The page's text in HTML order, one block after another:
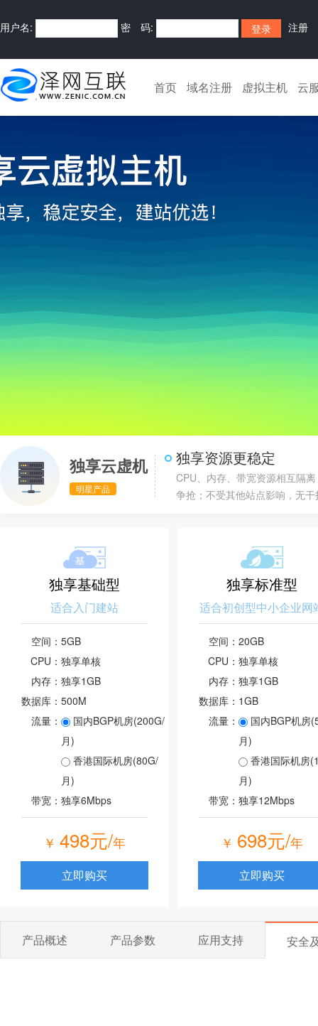
用户名: 密 码: 注册
首页 域名注册 虚拟主机 云
独享云虚机
明星产品
独享资源更稳定
CPU、内存、带宽资源相互隔
争抢；不受其他站点影响，无干
独享基础型
适合入门建站
空间： 5GB
CPU： 独享单核
内存： 独享1GB
数据库： 500M
流量：
国内BGP机房(200G/
月)
香港国际机房(80G/
月)
带宽： 独享6Mbps
￥ 498元/年
立即购买
独享标准型
适合初创型中小企业网
空间： 20GB
CPU： 独享单核
内存： 独享1GB
数据库： 1GB
流量：
国内BGP机房
月)
香港国际机房
月)
带宽： 独享12Mbps
￥ 698元/年
立即购买
产品概述 产品参数 应用支持 安全